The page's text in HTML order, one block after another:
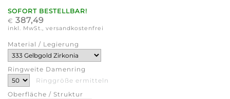
SOFORT BESTELLBAR!
€ 387,49
inkl. MwSt., versandkostenfrei
Material / Legierung
Ringweite Damenring
Ringgröße ermitteln
Oberfläche / Struktur